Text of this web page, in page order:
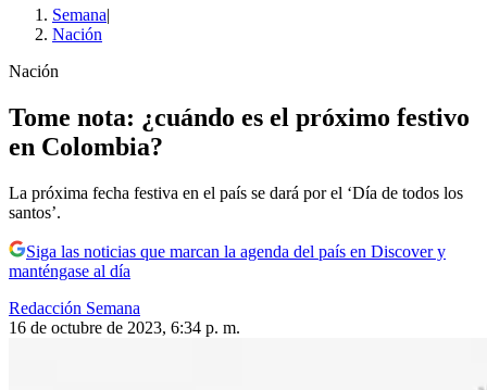
Semana|
Nación
Nación
Tome nota: ¿cuándo es el próximo festivo
en Colombia?
La próxima fecha festiva en el país se dará por el ‘Día de todos los
santos’.
Siga las noticias que marcan la agenda del país en Discover y
manténgase al día
Redacción Semana
16 de octubre de 2023, 6:34 p. m.